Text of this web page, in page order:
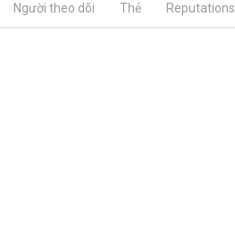
Người theo dõi Thẻ Reputations